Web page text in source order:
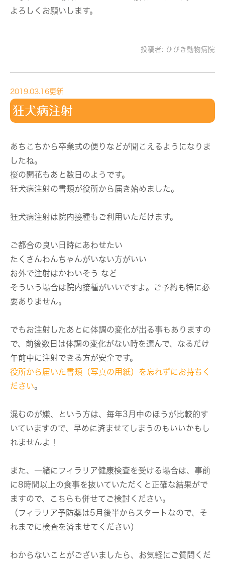
よろしくお願いします。
投稿者: ひびき動物病院
2019.03.16更新
狂犬病注射
あちこちから卒業式の便りなどが聞こえるようになりま
したね。
桜の開花もあと数日のようです。
狂犬病注射の書類が役所から届き始めました。
狂犬病注射は院内接種もご利用いただけます。
ご都合の良い日時にあわせたい
たくさんわんちゃんがいない方がいい
お外で注射はかわいそう など
そういう場合は院内接種がいいですよ。ご予約も特に必
要ありません。
でもお注射したあとに体調の変化が出る事もありますの
で、前後数日は体調の変化がない時を選んで、なるだけ
午前中に注射できる方が安全です。
役所から届いた書類（写真の用紙）を忘れずにお持ちく
ださい。
混むのが嫌、という方は、毎年3月中のほうが比較的す
いていますので、早めに済ませてしまうのもいいかもし
れませんよ！
また、一緒にフィラリア健康検査を受ける場合は、事前
に8時間以上の食事を抜いていただくと正確な結果がで
ますので、こちらも併せてご検討ください。
（フィラリア予防薬は5月後半からスタートなので、そ
れまでに検査を済ませてください）
わからないことがございましたら、お気軽にご質問くだ